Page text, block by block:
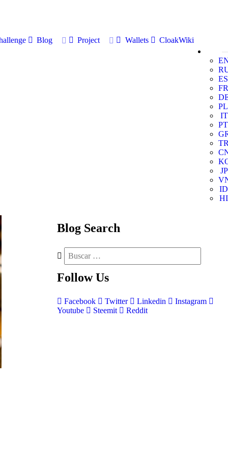
Blog Project Wallets
CloakWiki
ES
FR
PL
IT
PT
JP
ID
HI
Blog Search
Follow Us
Facebook Twitter Linkedin
Instagram
Youtube
Steemit Reddit